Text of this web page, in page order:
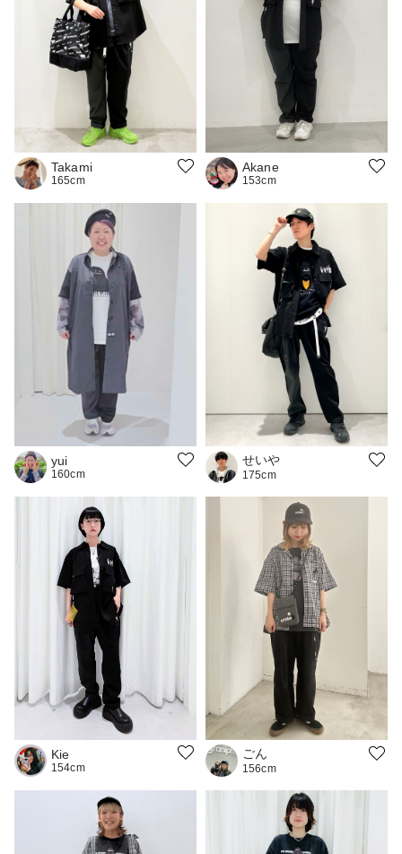
Takami
165cm
Akane
153cm
yui
160cm
せいや
175cm
Kie
154cm
ごん
156cm